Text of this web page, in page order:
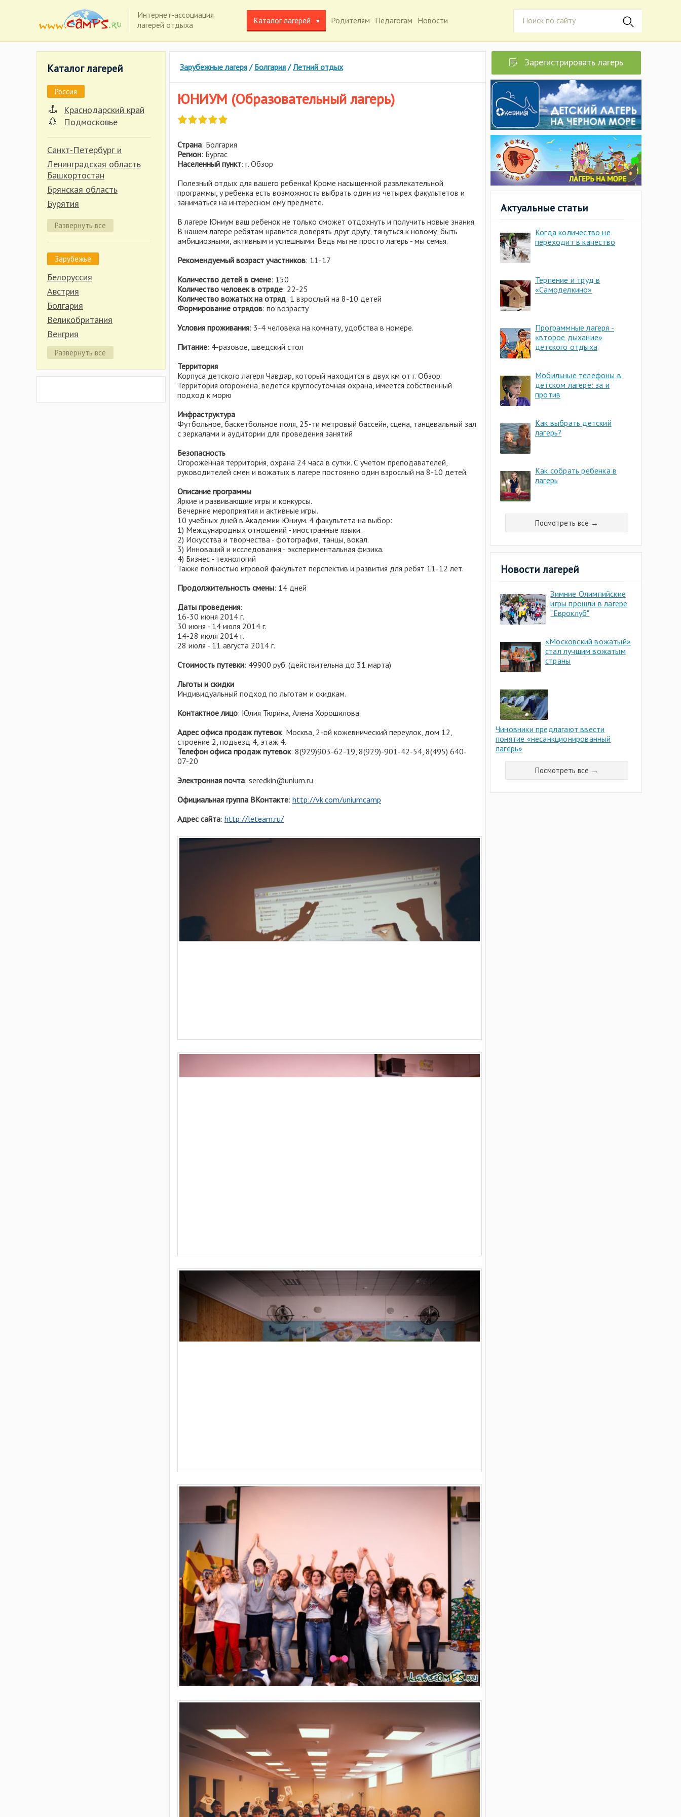
Интернет-ассоциация
лагерей отдыха
Каталог лагерей Родителям Педагогам Новости
Каталог лагерей
Россия
Краснодарский край
Подмосковье
Санкт-Петербург и
Ленинградская область
Башкортостан
Брянская область
Бурятия
Владимирская область
Волгоградская область
Вологодская область
Иркутская область
Калининградская область
Калужская область
Карелия
Кировская область
Костромская область
Красноярский край
Крым
Липецкая область
Нижегородская область
Развернуть все
Зарубежье
Белоруссия
Австрия
Болгария
Великобритания
Венгрия
Германия
Греция
Индонезия
Италия
Развернуть все
Зарубежные лагеря / Болгария /Летний отдых
ЮНИУМ (Образовательный лагерь)
Страна: Болгария
Регион: Бургас
Населенный пункт: г. Обзор
Полезный отдых для вашего ребенка! Кроме насыщенной развлекательной
программы, у ребенка есть возможность выбрать один из четырех факультетов и
заниматься на интересном ему предмете.
В лагере Юниум ваш ребенок не только сможет отдохнуть и получить новые знания.
В нашем лагере ребятам нравится доверять друг другу, тянуться к новому, быть
амбициозными, активным и успешными. Ведь мы не просто лагерь - мы семья.
Рекомендуемый возраст участников: 11-17
Количество детей в смене: 150
Количество человек в отряде: 22-25
Количество вожатых на отряд: 1 взрослый на 8-10 детей
Формирование отрядов: по возрасту
Условия проживания: 3-4 человека на комнату, удобства в номере.
Питание: 4-разовое, шведский стол
Территория
Корпуса детского лагеря Чавдар, который находится в двух км от г. Обзор.
Территория огорожена, ведется круглосуточная охрана, имеется собственный
подход к морю
Инфраструктура
Футбольное, баскетбольное поля, 25-ти метровый бассейн, сцена, танцевальный зал
с зеркалами и аудитории для проведения занятий
Безопасность
Огороженная территория, охрана 24 часа в сутки. С учетом преподавателей,
руководителей смен и вожатых в лагере постоянно один взрослый на 8-10 детей.
Описание программы
Яркие и развивающие игры и конкурсы.
Вечерние мероприятия и активные игры.
10 учебных дней в Академии Юниум. 4 факультета на выбор:
1) Международных отношений - иностранные языки.
2) Искусства и творчества - фотография, танцы, вокал.
3) Инноваций и исследования - экспериментальная физика.
4) Бизнес - технологий
Также полностью игровой факультет перспектив и развития для ребят 11-12 лет.
Продолжительность смены: 14 дней
Даты проведения:
16-30 июня 2014 г.
30 июня - 14 июля 2014 г.
14-28 июля 2014 г.
28 июля - 11 августа 2014 г.
Стоимость путевки: 49900 руб. (действительна до 31 марта)
Льготы и скидки
Индивидуальный подход по льготам и скидкам.
Контактное лицо: Юлия Тюрина, Алена Хорошилова
Адрес офиса продаж путевок: Москва, 2-ой кожевнический переулок, дом 12,
строение 2, подъезд 4, этаж 4.
Телефон офиса продаж путевок: 8(929)903-62-19, 8(929)-901-42-54, 8(495) 640-
07-20
Электронная почта: seredkin@unium.ru
Официальная группа ВКонтакте: http://vk.com/uniumcamp
Адрес сайта: http://leteam.ru/
Зарегистрировать лагерь
Актуальные статьи
Когда количество не
переходит в качество
Терпение и труд в
«Самоделкино»
Программные лагеря -
«второе дыхание»
детского отдыха
Мобильные телефоны в
детском лагере: за и
против
Как выбрать детский
лагерь?
Как собрать ребенка в
лагерь
Посмотреть все →
Новости лагерей
Зимние Олимпийские
игры прошли в лагере
"Евроклуб"
«Московский вожатый»
стал лучшим вожатым
страны
Чиновники предлагают ввести
понятие «несанкционированный
лагерь»
Посмотреть все →